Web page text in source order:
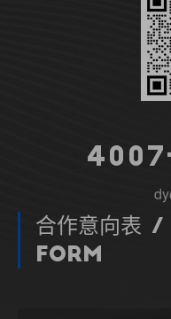
4 0 0 7
合作意向
Form